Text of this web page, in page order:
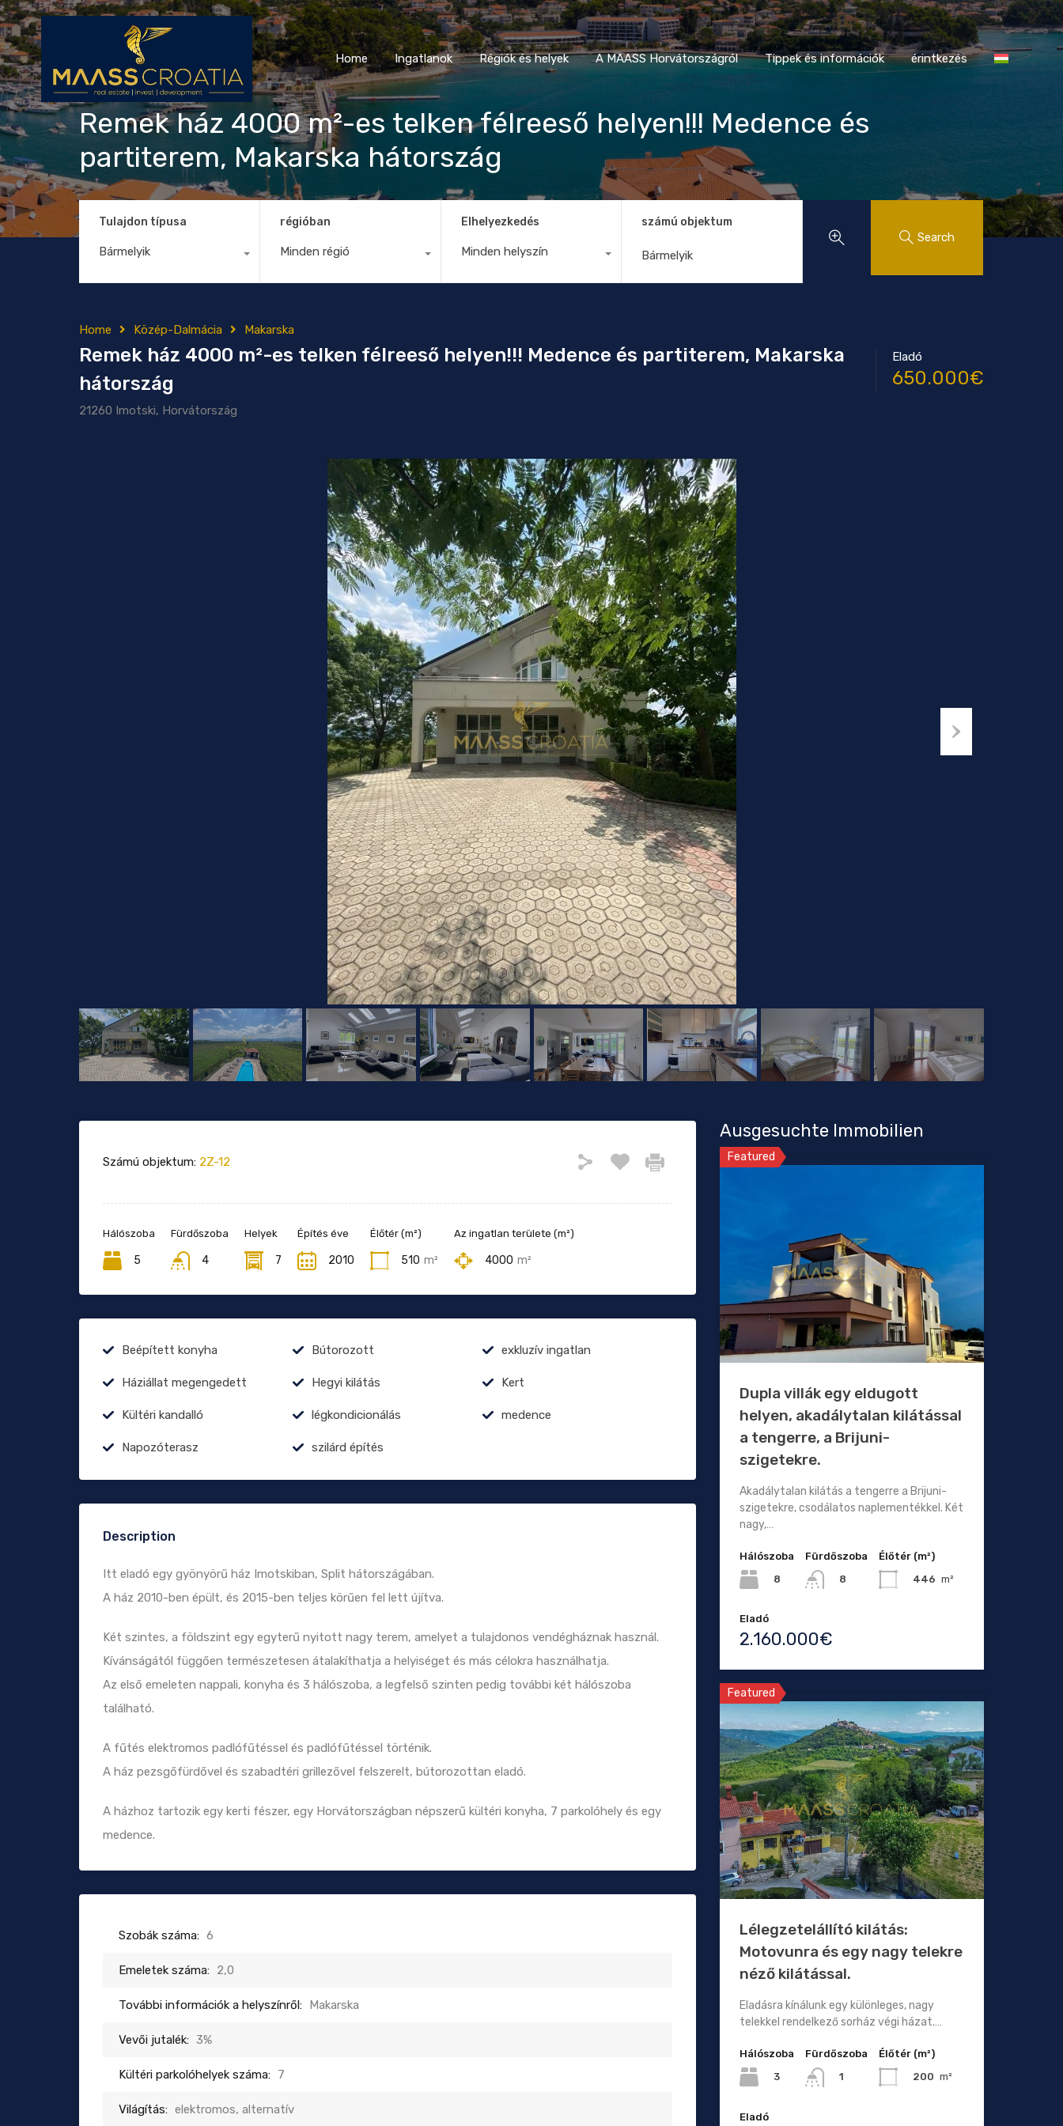
Home Ingatlanok Régiók és helyek A MAASS Horvátországról Tippek és információk érintkezés
Home Ingatlanok Régiók és helyek A MAASS Horvátországról Tippek és információk érintkezés
Remek ház 4000 m²-es telken félreeső helyen!!! Medence és
partiterem, Makarska hátország
Tulajdon típusa
Bármelyik
régióban
Minden régió
Elhelyezkedés
Minden helyszín
számú objektum
Search
Home Közép-Dalmácia Makarska
Remek ház 4000 m²-es telken félreeső helyen!!! Medence és partiterem, Makarska
hátország
21260 Imotski, Horvátország
Eladó
650.000€
Számú objektum: 2Z-12
Hálószoba
5
Fürdőszoba
4
Helyek
7
Építés éve
2010
Élőtér (m²)
510 m²
Az ingatlan területe (m²)
4000 m²
Beépített konyha Bútorozott exkluzív ingatlan
Háziállat megengedett Hegyi kilátás Kert
Kültéri kandalló légkondicionálás medence
Napozóterasz szilárd építés
Description
Itt eladó egy gyönyörű ház Imotskiban, Split hátországában.
A ház 2010-ben épült, és 2015-ben teljes körűen fel lett újítva.
Két szintes, a földszint egy egyterű nyitott nagy terem, amelyet a tulajdonos vendégháznak használ.
Kívánságától függően természetesen átalakíthatja a helyiséget és más célokra használhatja.
Az első emeleten nappali, konyha és 3 hálószoba, a legfelső szinten pedig további két hálószoba
található.
A fűtés elektromos padlófűtéssel és padlófűtéssel történik.
A ház pezsgőfürdővel és szabadtéri grillezővel felszerelt, bútorozottan eladó.
A házhoz tartozik egy kerti fészer, egy Horvátországban népszerű kültéri konyha, 7 parkolóhely és egy
medence.
Szobák száma: 6
Emeletek száma: 2,0
További információk a helyszínről: Makarska
Vevői jutalék: 3%
Kültéri parkolóhelyek száma: 7
Világítás: elektromos, alternatív
Ausgesuchte Immobilien
Featured
Dupla villák egy eldugott
helyen, akadálytalan kilátással
a tengerre, a Brijuni-
szigetekre.
Akadálytalan kilátás a tengerre a Brijuni-
szigetekre, csodálatos naplementékkel. Két
nagy,…
Hálószoba
8
Fürdőszoba
8
Élőtér (m²)
446 m²
Eladó
2.160.000€
Featured
Lélegzetelállító kilátás:
Motovunra és egy nagy telekre
néző kilátással.
Eladásra kínálunk egy különleges, nagy
telekkel rendelkező sorház végi házat.…
Hálószoba
3
Fürdőszoba
1
Élőtér (m²)
200 m²
Eladó